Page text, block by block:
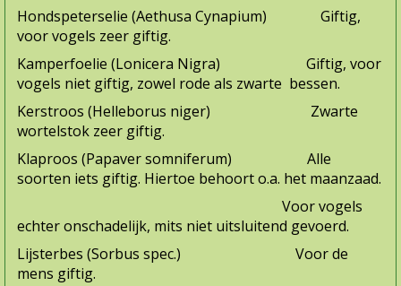
Hondspeterselie (Aethusa Cynapium) Giftig,
voor vogels zeer giftig.
Kamperfoelie (Lonicera Nigra) Giftig, voor
vogels niet giftig, zowel rode als zwarte bessen.
Kerstroos (Helleborus niger) Zwarte
wortelstok zeer giftig.
Klaproos (Papaver somniferum) Alle
soorten iets giftig. Hiertoe behoort o.a. het maanzaad.
Voor vogels
echter onschadelijk, mits niet uitsluitend gevoerd.
Lijsterbes (Sorbus spec.) Voor de
mens giftig.